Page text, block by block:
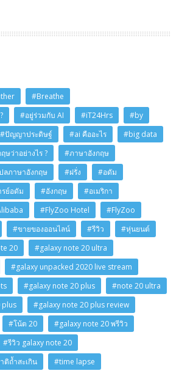
#Breathe
#อยู่ร่วมกับ AI #iT24Hrs
#by
#ปัญญาประดิษฐ์ #ai คืออะไร
#big data
ษว่าอย่างไร ?
#ภาษาอังกฤษ
ลภาษาอังกฤษ #ฝรั่ง
#อดัม
ย์อดัม #อังกฤษ
#อเมริกา
#FlyZoo Hotel
#FlyZoo
#ขายของออนไลน์ #รีวิว
#หุ่นยนต์
20
#galaxy note 20 ultra
#galaxy unpacked 2020 live stream
#galaxy note 20 plus
#note 20 ultra
plus
#galaxy note 20 plus review
#โน้ต 20
#galaxy note 20 พรีวิว
#รีวิว galaxy note 20
ติถ้ำสะเกิน
#time lapse